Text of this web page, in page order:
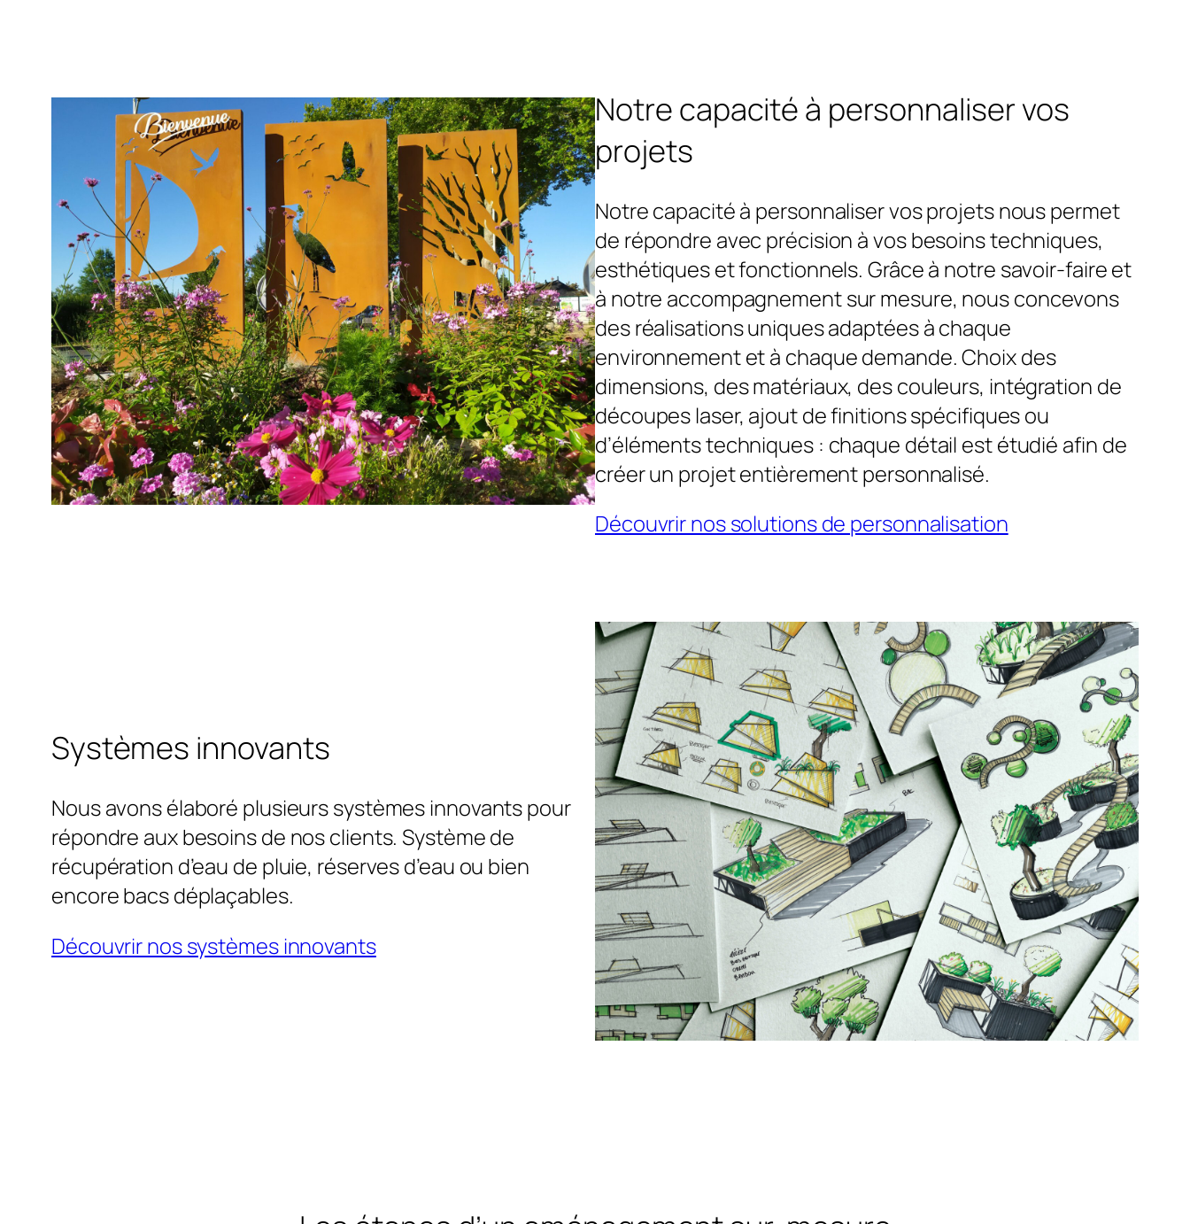
Notre capacité à personnaliser vos
projets
Notre capacité à personnaliser vos projets nous permet
de répondre avec précision à vos besoins techniques,
esthétiques et fonctionnels. Grâce à notre savoir-faire et
à notre accompagnement sur mesure, nous concevons
des réalisations uniques adaptées à chaque
environnement et à chaque demande. Choix des
dimensions, des matériaux, des couleurs, intégration de
découpes laser, ajout de finitions spécifiques ou
d’éléments techniques : chaque détail est étudié afin de
créer un projet entièrement personnalisé.
Découvrir nos solutions de personnalisation
Systèmes innovants
Nous avons élaboré plusieurs systèmes innovants pour
répondre aux besoins de nos clients. Système de
récupération d’eau de pluie, réserves d’eau ou bien
encore bacs déplaçables.
Découvrir nos systèmes innovants